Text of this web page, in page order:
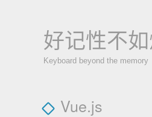
好记性不
Keyboard beyond the memory
Vue.js